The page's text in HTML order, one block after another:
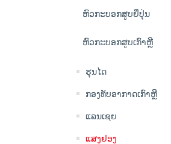
ຫົວກະບອກສູບຍີ່ປຸ່ນ
ຫົວກະບອກສູບເກົາຫຼີ
ຮຸນໄດ
ກອງທັບອາກາດເກົາຫຼີ
ແລນເຊຍ
ແສງ​ຢອງ